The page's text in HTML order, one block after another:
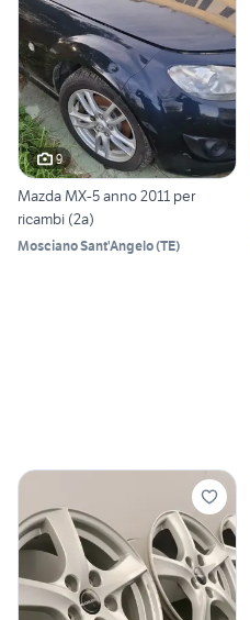
9
Mazda MX-5 anno 2011 per
ricambi (2a)
Mosciano Sant'Angelo(TE)